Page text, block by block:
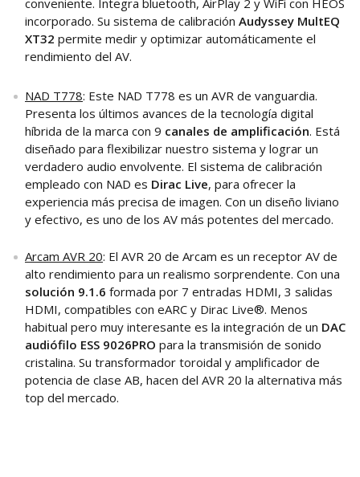
conveniente. Integra bluetooth, AirPlay 2 y WiFi con HEOS
incorporado. Su sistema de calibración Audyssey MultEQ
XT32 permite medir y optimizar automáticamente el
rendimiento del AV.
NAD T778: Este NAD T778 es un AVR de vanguardia.
Presenta los últimos avances de la tecnología digital
híbrida de la marca con 9 canales de amplificación. Está
diseñado para flexibilizar nuestro sistema y lograr un
verdadero audio envolvente. El sistema de calibración
empleado con NAD es Dirac Live, para ofrecer la
experiencia más precisa de imagen. Con un diseño liviano
y efectivo, es uno de los AV más potentes del mercado.
Arcam AVR 20: El AVR 20 de Arcam es un receptor AV de
alto rendimiento para un realismo sorprendente. Con una
solución 9.1.6 formada por 7 entradas HDMI, 3 salidas
HDMI, compatibles con eARC y Dirac Live®. Menos
habitual pero muy interesante es la integración de un DAC
audiófilo ESS 9026PRO para la transmisión de sonido
cristalina. Su transformador toroidal y amplificador de
potencia de clase AB, hacen del AVR 20 la alternativa más
top del mercado.